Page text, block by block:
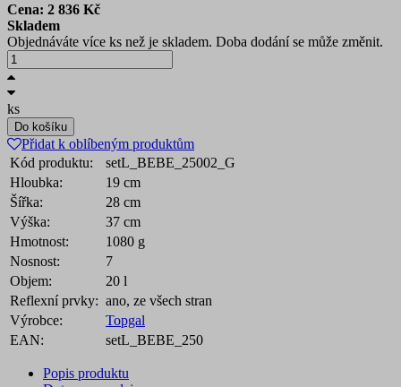
Cena: 2 836 Kč
Skladem
Objednáváte více ks než je skladem. Doba dodání se může změnit.
ks
Do košíku
Přidat k oblíbeným produktům
Kód produktu:
setL_BEBE_25002_G
Hloubka:
19 cm
Šířka:
28 cm
Výška:
37 cm
Hmotnost:
1080 g
Nosnost:
7
Objem:
20 l
Reflexní prvky: ano, ze všech stran
Výrobce:
Topgal
EAN:
setL_BEBE_250
Popis produktu